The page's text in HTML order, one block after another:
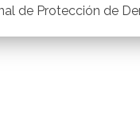
de Protección de